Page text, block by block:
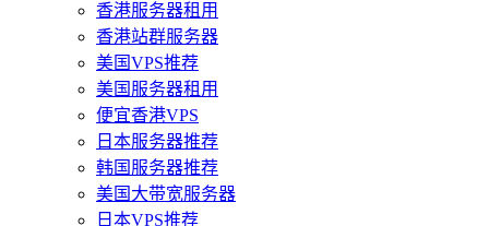
香港服务器租用
香港站群服务器
美国VPS推荐
美国服务器租用
便宜香港VPS
日本服务器推荐
韩国服务器推荐
美国大带宽服务器
日本VPS推荐